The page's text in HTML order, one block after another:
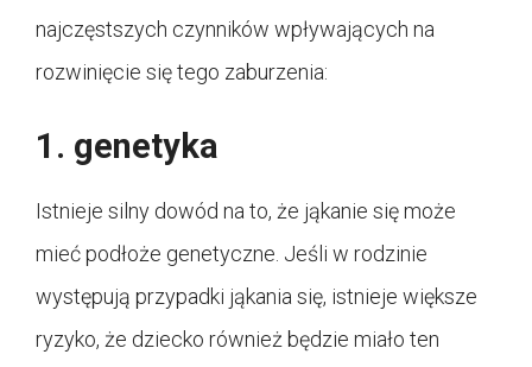
najczęstszych czynników wpływających na
rozwinięcie się tego zaburzenia:
1. genetyka
Istnieje silny dowód na to, że jąkanie się może
mieć podłoże genetyczne. Jeśli w rodzinie
występują przypadki jąkania się, istnieje większe
ryzyko, że dziecko również będzie miało ten